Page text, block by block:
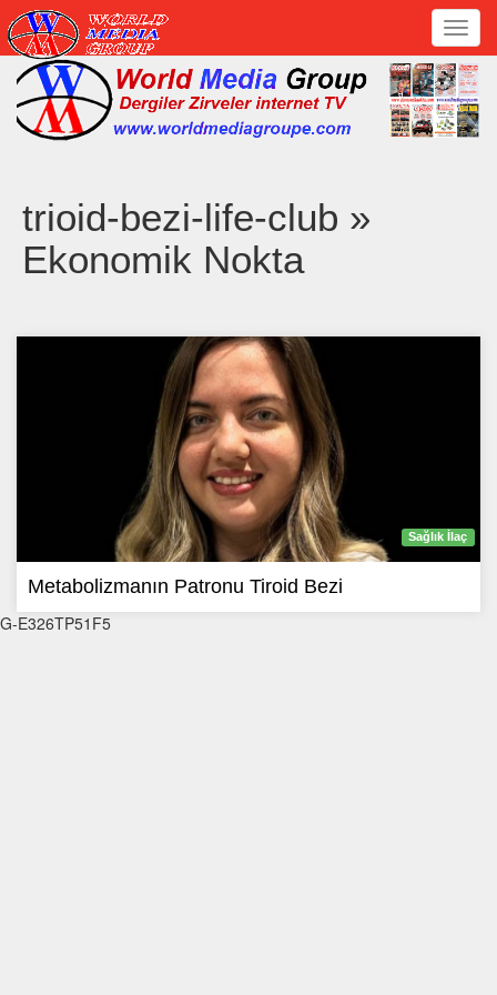
trioid-bezi-life-club »
Ekonomik Nokta
Sağlık İlaç
Metabolizmanın Patronu Tiroid Bezi
G-E326TP51F5